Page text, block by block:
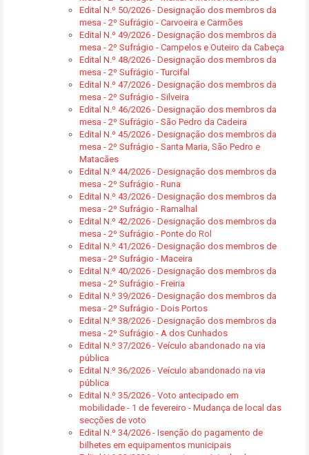
Edital N.º 50/2026 - Designação dos membros da
mesa - 2º Sufrágio - Carvoeira e Carmões
Edital N.º 49/2026 - Designação dos membros da
mesa - 2º Sufrágio - Campelos e Outeiro da Cabeça
Edital N.º 48/2026 - Designação dos membros da
mesa - 2º Sufrágio - Turcifal
Edital N.º 47/2026 - Designação dos membros da
mesa - 2º Sufrágio - Silveira
Edital N.º 46/2026 - Designação dos membros da
mesa - 2º Sufrágio - São Pedro da Cadeira
Edital N.º 45/2026 - Designação dos membros da
mesa - 2º Sufrágio - Santa Maria, São Pedro e
Matacães
Edital N.º 44/2026 - Designação dos membros da
mesa - 2º Sufrágio - Runa
Edital N.º 43/2026 - Designação dos membros da
mesa - 2º Sufrágio - Ramalhal
Edital N.º 42/2026 - Designação dos membros da
mesa - 2º Sufrágio - Ponte do Rol
Edital N.º 41/2026 - Designação dos membros de
mesa - 2º Sufrágio - Maceira
Edital N.º 40/2026 - Designação dos membros da
mesa - 2º Sufrágio - Freiria
Edital N.º 39/2026 - Designação dos membros da
mesa - 2º Sufrágio - Dois Portos
Edital N.º 38/2026 - Designação dos membros da
mesa - 2º Sufrágio - A dos Cunhados
Edital N.º 37/2026 - Veículo abandonado na via
pública
Edital N.º 36/2026 - Veículo abandonado na via
pública
Edital N.º 35/2026 - Voto antecipado em
mobilidade - 1 de fevereiro - Mudança de local das
secções de voto
Edital N.º 34/2026 - Isenção do pagamento de
bilhetes em equipamentos municipais